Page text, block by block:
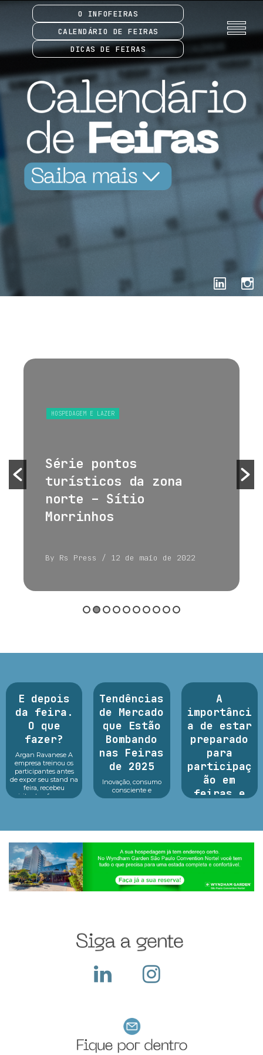
O INFOFEIRAS
CALENDÁRIO DE FEIRAS
DICAS DE FEIRAS
HOSPEDAGEM E LAZER
Série pontos
turísticos da zona
norte – Sítio
Morrinhos
By Rs Press / 12 de maio de 2022
E depois
da feira.
O que
fazer?
Argan Ravanese A
empresa treinou os
participantes antes
de expor seu stand na
feira, recebeu
visitantes, fez o seu
Tendências
de Mercado
que Estão
Bombando
nas Feiras
de 2025
Inovação, consumo
consciente e
tecnologia no centro
estão revelando um
A
importânci
a de estar
preparado
para
participaç
ão em
feiras e
Sabemos que
exige um alto
investimento pois
construir seu sta...